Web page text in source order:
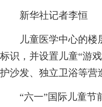
新华社记者李恒
儿童医学中心的楼层
标识，并设置儿童“游
护沙发、独立卫浴等
“六一”国际儿童节前